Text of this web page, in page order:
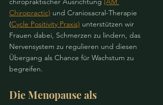
Chiropractic) und Craniosacral-Therapie
(Cycle Positivity Praxis) unterstützen wir
Frauen dabei, Schmerzen zu lindern, das
Nervensystem zu regulieren und diesen
Übergang als Chance für Wachstum zu
begreifen.
Die Menopause als